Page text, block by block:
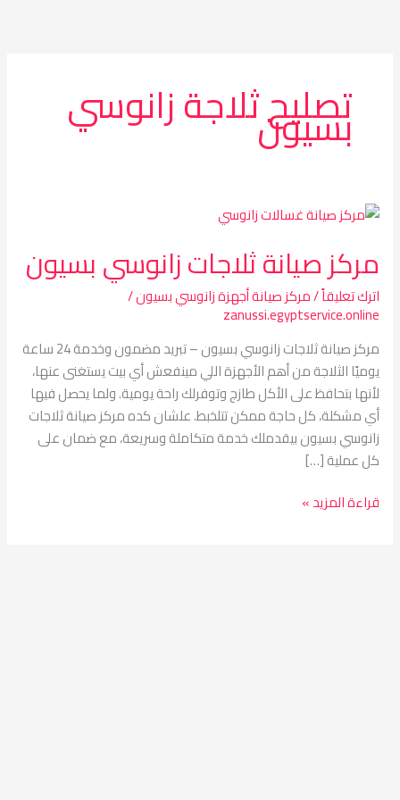
تصليح ثلاجة زانوسي
بسيون
مركز صيانة ثلاجات زانوسي بسيون
اترك تعليقاً/مركز صيانة أجهزة زانوسي بسيون/
zanussi.egyptservice.online
مركز صيانة ثلاجات زانوسي بسيون – تبريد مضمون وخدمة 24 ساعة
يوميًا الثلاجة من أهم الأجهزة اللي مينفعش أي بيت يستغنى عنها،
لأنها بتحافظ على الأكل طازج وتوفرلك راحة يومية. ولما يحصل فيها
أي مشكلة، كل حاجة ممكن تتلخبط. علشان كده مركز صيانة ثلاجات
زانوسي بسيون بيقدملك خدمة متكاملة وسريعة، مع ضمان على
كل عملية […]
مركز
ثلاجات
زانوسي
بسيون
قراءة المزيد »